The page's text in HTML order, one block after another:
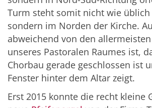
Turm steht somit nicht wie üblich
sondern im Norden der Kirche.
abweichend von den
unseres Pastoralen Raumes ist,
Chorbau gerade geschlossen ist
Fenster hinter dem Altar zeigt.
Erst 2015 konnte die recht kleine